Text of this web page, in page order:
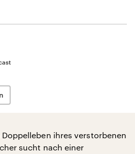
ihres verstorbenen
sucht nach einer